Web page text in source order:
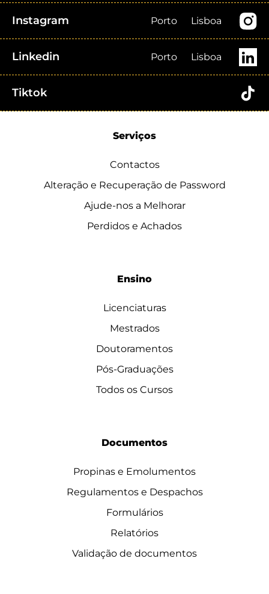
Instagram Porto Lisboa
Linkedin Porto Lisboa
Tiktok
Serviços
Contactos
Alteração e Recuperação de Password
Ajude-nos a Melhorar
Perdidos e Achados
Ensino
Licenciaturas
Mestrados
Doutoramentos
Pós-Graduações
Todos os Cursos
Documentos
Propinas e Emolumentos
Regulamentos e Despachos
Formulários
Relatórios
Validação de documentos